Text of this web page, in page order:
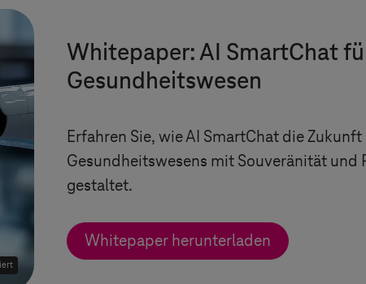
Whitepaper: AI SmartChat
Gesundheitswesen
Erfahren Sie, wie AI SmartChat die Zukunft
Gesundheitswesens mit Souveränität und
gestaltet.
Whitepaper herunterladen